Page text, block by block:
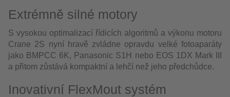
Extrémně silné motory
S vysokou optimalizací řídicích algoritmů a výkonu motoru
Crane 2S nyní hravě zvládne opravdu velké fotoaparáty
jako BMPCC 6K, Panasonic S1H nebo EOS 1DX Mark III
a přitom zůstává kompaktní a lehčí než jeho předchůdce.
Inovativní FlexMout systém